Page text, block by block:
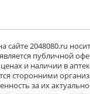
сайте 2048080.ru
публичной
и наличии в
сторонними
за их